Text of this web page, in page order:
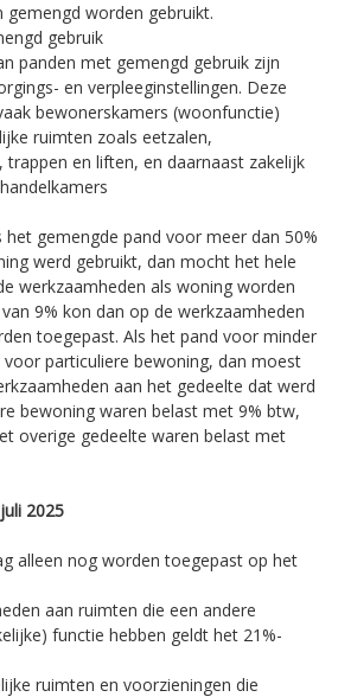
gemengd worden gebruikt.
gebruik
panden met gemengd gebruik zijn
en verpleeginstellingen. Deze
bewonerskamers (woonfunctie)
ruimten zoals eetzalen,
trappen en liften, en daarnaast zakelijk
gemengde pand voor meer dan 50%
werd gebruikt, dan mocht het hele
werkzaamheden als woning worden
9% kon dan op de werkzaamheden
toegepast. Als het pand voor minder
particuliere bewoning, dan moest
aan het gedeelte dat werd
bewoning waren belast met 9% btw,
overige gedeelte waren belast met
2025
alleen nog worden toegepast op het
aan ruimten die een andere
functie hebben geldt het 21%-
ruimten en voorzieningen die